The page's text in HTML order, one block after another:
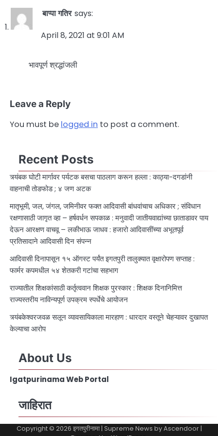
बाप्पा गतिर says:
April 8, 2021 at 9:01 AM
भावपूर्ण श्रद्धांजली
Leave a Reply
You must be logged in to post a comment.
Recent Posts
त्र्यंबक घोटी मार्गावर पर्यटक बसचा पाठलाग करून हल्ला : काठ्या-दगडांनी
वाहनाची तोडफोड ; ४ जण अटक
मातृभूमी, जल, जंगल, जमिनीवर फक्त आदिवासी बांधवांचाच अधिकार ; संविधान
रक्षणासाठी जागृत व्हा – हर्षवर्धन सपकाळ : मनुवादी जातीयवाद्यांच्या छाताडावर पाय
देऊन आरक्षण वाचवू – लकीभाऊ जाधव : हजारो आदिवासींच्या अभूतपूर्व
प्रतिसादाने आदिवासी दिन संपन्न
आदिवासी दिनापासून १५ ऑगस्ट पर्यंत इगतपुरी तालुक्यात वृक्षारोपण सप्ताह :
फार्मर कपमधील ५४ शेतकरी गटांचा सहभाग
राज्यातील शिक्षकांसाठी कर्तृत्ववान शिक्षक पुरस्कार : शिक्षक दिनानिमित्त
राज्यस्तरीय नाविन्यपूर्ण उपक्रम स्पर्धेचे आयोजन
त्र्यंबकेश्वरजवळ सलून व्यावसायिकाला मारहाण : धारदार वस्तूने चेहऱ्यावर दुखापत
केल्याचा आरोप
About Us
Igatpurinama Web Portal
जाहिरात
Copyright © 2026 इगतपुरीनामा| Supreme News byAscendoor|